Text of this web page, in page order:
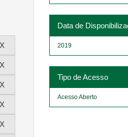
Data de
2019
Tipo de Acesso
Acesso Aberto